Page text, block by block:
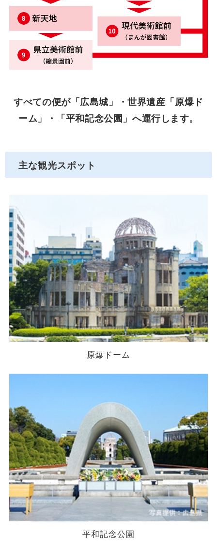
すべての便が「広島城」・世界遺産「原爆ド
ーム」・「平和記念公園」へ運行します。
主な観光スポット
原爆ドーム
平和記念公園